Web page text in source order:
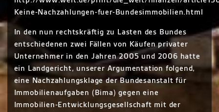
Keine-Nachzahlungen-fuer-Bundesimmobilien.html
In den nun rechtskräftig zu Lasten des Bundes
entschiedenen zwei Fällen von Käufen privater
Unternehmer in den Jahren 2005 und 2006 hatte
ein Landgericht, unserer Argumentation folgend,
eine Nachzahlungsklage der Bundesanstalt für
Immobilienaufgaben (Bima) gegen eine
Immobilien-Entwicklungsgesellschaft mit der